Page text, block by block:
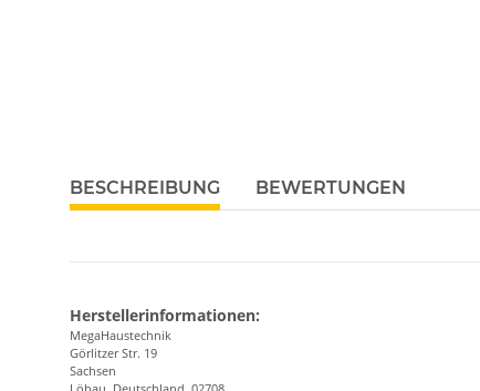
BESCHREIBUNG BEWERTUNGEN
Herstellerinformationen:
MegaHaustechnik
Görlitzer Str. 19
Sachsen